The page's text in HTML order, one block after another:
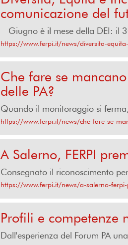
comunicazione del
Giugno è il mese della DEI: il
https://www.ferpi.it/news/diversita-
Che fare se
delle PA?
Quando il monitoraggio si
https://www.ferpi.it/news/che-fare-se-
A Salerno, FERPI
Consegnato il riconoscimento
https://www.ferpi.it/news/a-salerno-
Profili e competenze
Dall'esperienza del Forum PA